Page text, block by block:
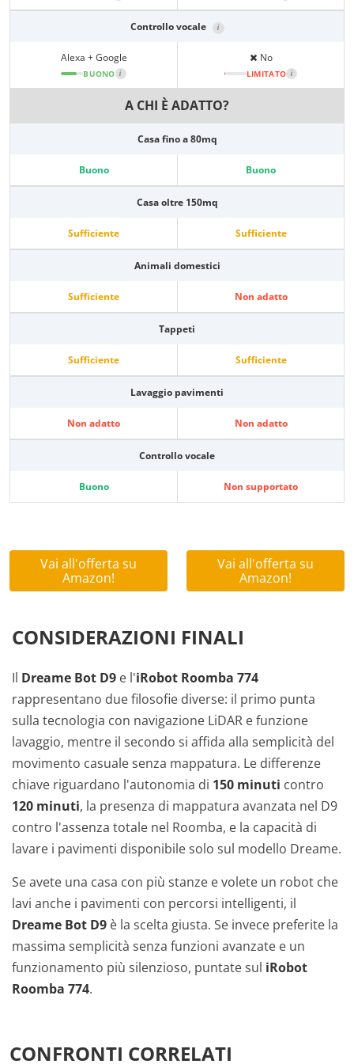
Controllo vocale i
Alexa + Google
BUONO i
No
LIMITATO i
A CHI È ADATTO?
Casa fino a 80mq
Buono Buono
Casa oltre 150mq
Sufficiente Sufficiente
Animali domestici
Sufficiente Non adatto
Tappeti
Sufficiente Sufficiente
Lavaggio pavimenti
Non adatto Non adatto
Controllo vocale
Buono Non supportato
Vai all'offerta su
Amazon!
Vai all'offerta su
Amazon!
CONSIDERAZIONI FINALI
Il Dreame Bot D9 e l'iRobot Roomba 774
rappresentano due filosofie diverse: il primo punta
sulla tecnologia con navigazione LiDAR e funzione
lavaggio, mentre il secondo si affida alla semplicità del
movimento casuale senza mappatura. Le differenze
chiave riguardano l'autonomia di 150 minuti contro
120 minuti, la presenza di mappatura avanzata nel D9
contro l'assenza totale nel Roomba, e la capacità di
lavare i pavimenti disponibile solo sul modello Dreame.
Se avete una casa con più stanze e volete un robot che
lavi anche i pavimenti con percorsi intelligenti, il
Dreame Bot D9 è la scelta giusta. Se invece preferite la
massima semplicità senza funzioni avanzate e un
funzionamento più silenzioso, puntate sul iRobot
Roomba 774.
CONFRONTI CORRELATI